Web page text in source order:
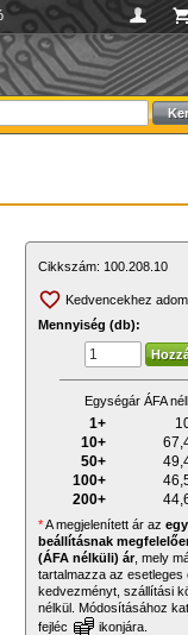
Cikkszám: 100.208.10
Kedvencekhez adom
Mennyiség (db):
Egységár ÁFA
1+
10+
50+
100+
200+
*A megjelenített ár az
beállításnak
(ÁFA nélküli) ár, mely
tartalmazza az esetleges
kedvezményt, szállítási
nélkül. Módosításához
fejléc
ikonjára.